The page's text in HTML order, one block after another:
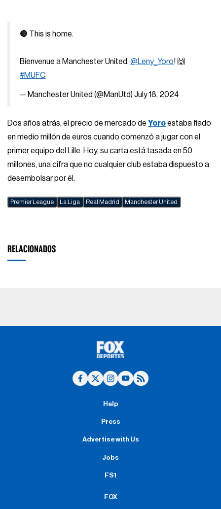
🔴 This is home.
Bienvenue a Manchester United,@Leny_Yoro! 🙌
#MUFC
— Manchester United (@ManUtd)July 18, 2024
Dos años atrás, el precio de mercado deYoroestaba fiado
en medio millón de euros cuando comenzó a jugar con el
primer equipo del Lille. Hoy, su carta está tasada en 50
millones, una cifra que no cualquier club estaba dispuesto a
desembolsar por él.
Premier League La Liga Real Madrid Manchester United
RELACIONADOS
Help
Press
Advertise with Us
Jobs
FS1
FOX